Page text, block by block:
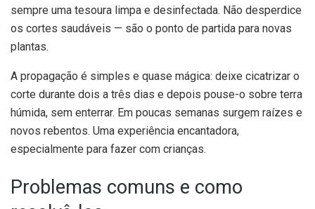
sempre uma tesoura limpa e desinfectada. Não desperdice
os cortes saudáveis — são o ponto de partida para novas
plantas.
A propagação é simples e quase mágica: deixe cicatrizar o
corte durante dois a três dias e depois pouse-o sobre terra
húmida, sem enterrar. Em poucas semanas surgem raízes e
novos rebentos. Uma experiência encantadora,
especialmente para fazer com crianças.
Problemas comuns e como